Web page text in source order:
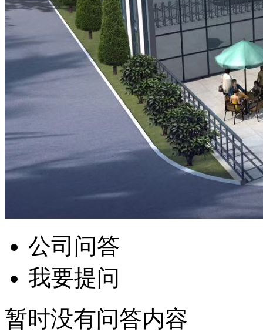
公司问答
我要提问
暂时没有问答内容